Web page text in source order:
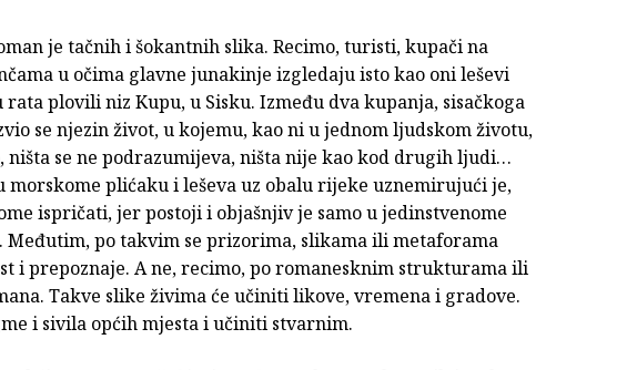
je tačnih i šokantnih slika. Recimo, turisti, kupači na
u očima glavne junakinje izgledaju isto kao oni leševi
plovili niz Kupu, u Sisku. Između dva kupanja, sisačkoga
se njezin život, u kojemu, kao ni u jednom ljudskom životu,
ništa se ne podrazumijeva, ništa nije kao kod drugih ljudi…
plićaku i leševa uz obalu rijeke uznemirujući je,
ispričati, jer postoji i objašnjiv je samo u jedinstvenome
Međutim, po takvim se prizorima, slikama ili metaforama
i prepoznaje. A ne, recimo, po romanesknim strukturama ili
Takve slike živima će učiniti likove, vremena i gradove.
i sivila općih mjesta i učiniti stvarnim.